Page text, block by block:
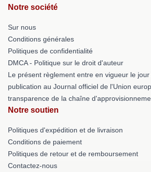
Notre société
Sur nous
Conditions générales
Politiques de confidentialité
DMCA - Politique sur le droit d'auteur
Le présent règlement entre en vigueur le
publication au Journal officiel de l'Union
transparence de la chaîne
Notre soutien
Politiques d'expédition et de livraison
Conditions de paiement
Politiques de retour et de remboursement
Contactez-nous